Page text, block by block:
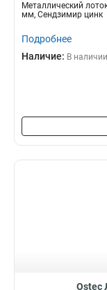
Металлический
мм, Сендзимир цинк
Подробнее
Наличие: В наличии
Ostec